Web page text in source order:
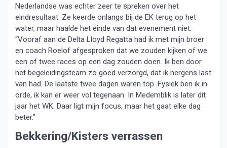
Nederlandse was echter zeer te spreken over het
eindresultaat. Ze keerde onlangs bij de EK terug op het
water, maar haalde het einde van dat evenement niet.
“Vooraf aan de Delta Lloyd Regatta had ik met mijn broer
en coach Roelof afgesproken dat we zouden kijken of we
een of twee races op een dag zouden doen. Ik ben door
het begeleidingsteam zo goed verzorgd, dat ik nergens last
van had. De laatste twee dagen waren top. Fysiek ben ik in
orde, ik kan er weer vol tegenaan. In Medemblik is later dit
jaar het WK. Daar ligt mijn focus, maar het gaat elke dag
beter.”
Bekkering/Kisters verrassen